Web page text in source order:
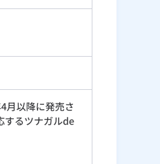
月以降に発売さ
するツナガルde